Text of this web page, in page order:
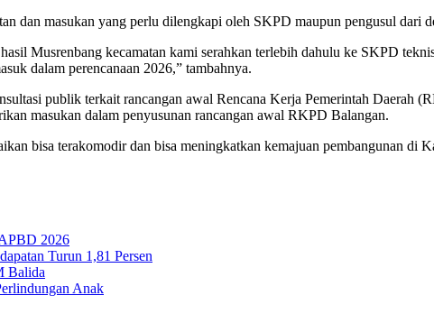
dan masukan yang perlu dilengkapi oleh SKPD maupun pengusul dari
Musrenbang kecamatan kami serahkan terlebih dahulu ke SKPD
dalam perencanaan 2026,” tambahnya.
publik terkait rancangan awal Rencana Kerja Pemerintah Daerah
masukan dalam penyusunan rancangan awal RKPD Balangan.
bisa terakomodir dan bisa meningkatkan kemajuan pembangunan di
2026
Turun 1,81 Persen
Balida
Anak